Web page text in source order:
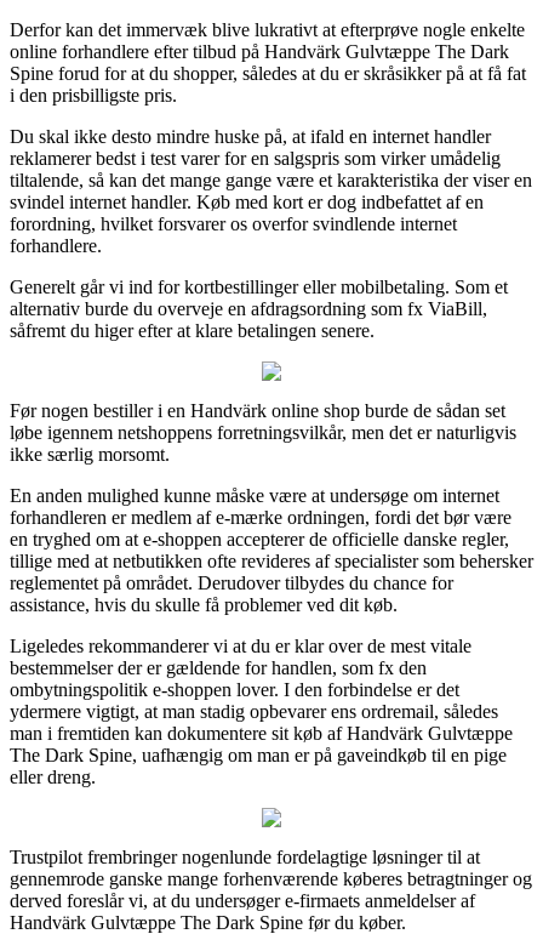
Derfor kan det immervæk blive lukrativt at efterprøve nogle enkelte
online forhandlere efter tilbud på Handvärk Gulvtæppe The Dark
Spine forud for at du shopper, således at du er skråsikker på at få fat
i den prisbilligste pris.
Du skal ikke desto mindre huske på, at ifald en internet handler
reklamerer bedst i test varer for en salgspris som virker umådelig
tiltalende, så kan det mange gange være et karakteristika der viser en
svindel internet handler. Køb med kort er dog indbefattet af en
forordning, hvilket forsvarer os overfor svindlende internet
forhandlere.
Generelt går vi ind for kortbestillinger eller mobilbetaling. Som et
alternativ burde du overveje en afdragsordning som fx ViaBill,
såfremt du higer efter at klare betalingen senere.
Før nogen bestiller i en Handvärk online shop burde de sådan set
løbe igennem netshoppens forretningsvilkår, men det er naturligvis
ikke særlig morsomt.
En anden mulighed kunne måske være at undersøge om internet
forhandleren er medlem af e-mærke ordningen, fordi det bør være
en tryghed om at e-shoppen accepterer de officielle danske regler,
tillige med at netbutikken ofte revideres af specialister som behersker
reglementet på området. Derudover tilbydes du chance for
assistance, hvis du skulle få problemer ved dit køb.
Ligeledes rekommanderer vi at du er klar over de mest vitale
bestemmelser der er gældende for handlen, som fx den
ombytningspolitik e-shoppen lover. I den forbindelse er det
ydermere vigtigt, at man stadig opbevarer ens ordremail, således
man i fremtiden kan dokumentere sit køb af Handvärk Gulvtæppe
The Dark Spine, uafhængig om man er på gaveindkøb til en pige
eller dreng.
Trustpilot frembringer nogenlunde fordelagtige løsninger til at
gennemrode ganske mange forhenværende køberes betragtninger og
derved foreslår vi, at du undersøger e-firmaets anmeldelser af
Handvärk Gulvtæppe The Dark Spine før du køber.